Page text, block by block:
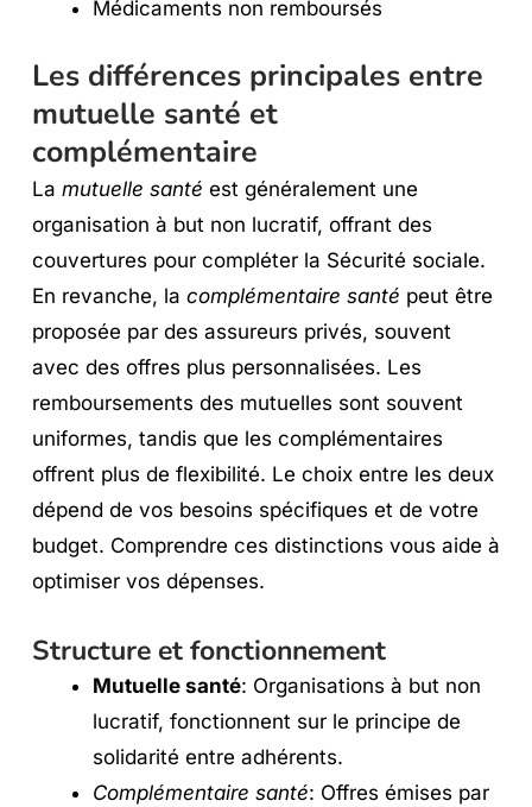
Médicaments non remboursés
Les différences principales entre
mutuelle santé et
complémentaire
La mutuelle santé est généralement une
organisation à but non lucratif, offrant des
couvertures pour compléter la Sécurité sociale.
En revanche, la complémentaire santé peut être
proposée par des assureurs privés, souvent
avec des offres plus personnalisées. Les
remboursements des mutuelles sont souvent
uniformes, tandis que les complémentaires
offrent plus de flexibilité. Le choix entre les deux
dépend de vos besoins spécifiques et de votre
budget. Comprendre ces distinctions vous aide à
optimiser vos dépenses.
Structure et fonctionnement
Mutuelle santé: Organisations à but non
lucratif, fonctionnent sur le principe de
solidarité entre adhérents.
Complémentaire santé: Offres émises par